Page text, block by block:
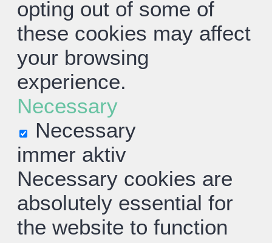
opting out of some of
these cookies may affect
your browsing
experience.
Necessary
Necessary
immer aktiv
Necessary cookies are
absolutely essential for
the website to function